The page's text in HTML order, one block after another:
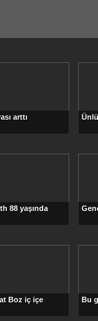
arttı
88 yaşında
Boz iç içe
Bu